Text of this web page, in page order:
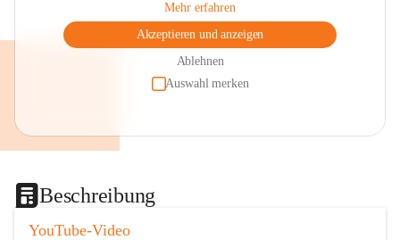
Mehr erfahren
Akzeptieren und anzeigen
Ablehnen
Auswahl merken
Beschreibung
YouTube-Video